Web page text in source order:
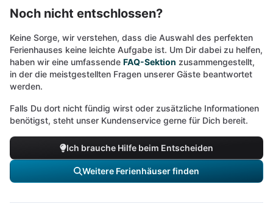
Noch nicht entschlossen?
Keine Sorge, wir verstehen, dass die Auswahl des perfekten
Ferienhauses keine leichte Aufgabe ist. Um Dir dabei zu helfen,
haben wir eine umfassende FAQ-Sektion zusammengestellt,
in der die meistgestellten Fragen unserer Gäste beantwortet
werden.
Falls Du dort nicht fündig wirst oder zusätzliche Informationen
benötigst, steht unser Kundenservice gerne für Dich bereit.
Ich brauche Hilfe beim Entscheiden
Weitere Ferienhäuser finden